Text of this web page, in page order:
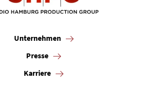
Unternehmen
Presse
Karriere